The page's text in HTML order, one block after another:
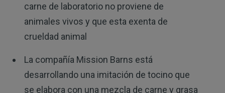
carne de laboratorio no proviene de
animales vivos y que esta exenta de
crueldad animal
La compañía Mission Barns está
desarrollando una imitación de tocino que
se elabora con una mezcla de carne y grasa